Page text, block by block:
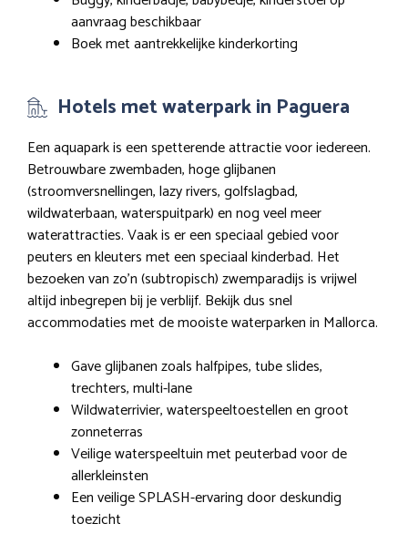
aanvraag beschikbaar
Boek met aantrekkelijke kinderkorting
Hotels met waterpark in Paguera
Een aquapark is een spetterende attractie voor iedereen.
Betrouwbare zwembaden, hoge glijbanen
(stroomversnellingen, lazy rivers, golfslagbad,
wildwaterbaan, waterspuitpark) en nog veel meer
waterattracties. Vaak is er een speciaal gebied voor
peuters en kleuters met een speciaal kinderbad. Het
bezoeken van zo’n (subtropisch) zwemparadijs is vrijwel
altijd inbegrepen bij je verblijf. Bekijk dus snel
accommodaties met de mooiste waterparken in Mallorca.
Gave glijbanen zoals halfpipes, tube slides,
trechters, multi-lane
Wildwaterrivier, waterspeeltoestellen en groot
zonneterras
Veilige waterspeeltuin met peuterbad voor de
allerkleinsten
Een veilige SPLASH-ervaring door deskundig
toezicht